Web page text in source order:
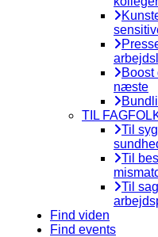
næste
TIL
Til
Til
Til
Find viden
Find events